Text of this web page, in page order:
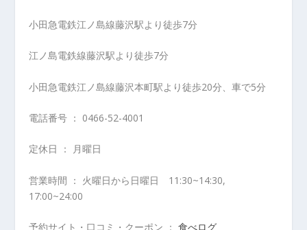
小田急電鉄江ノ島線藤沢駅より徒歩7分
江ノ島電鉄線藤沢駅より徒歩7分
小田急電鉄江ノ島線藤沢本町駅より徒歩20分、車で5分
電話番号 ： 0466-52-4001
定休日 ： 月曜日
営業時間 ： 火曜日から日曜日 11:30~14:30,
17:00~24:00
予約サイト・口コミ・クーポン ： 食べログ